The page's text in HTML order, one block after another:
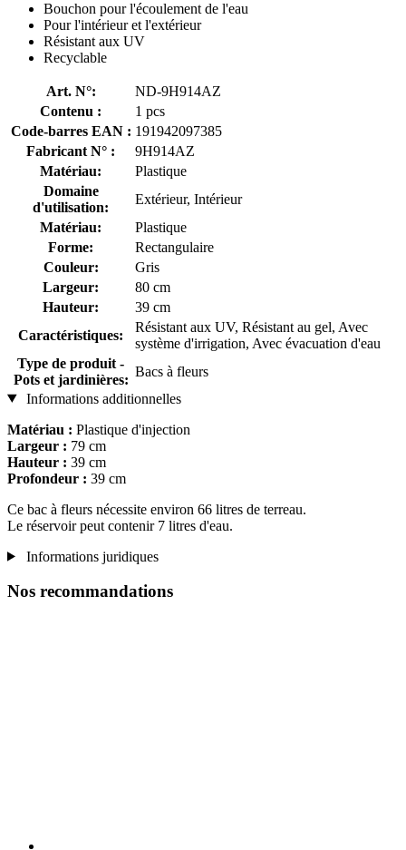
Bouchon pour l'écoulement de l'eau
Pour l'intérieur et l'extérieur
Résistant aux UV
Recyclable
Art. N°:
ND-9H914AZ
Contenu :
1 pcs
Code-barres EAN : 191942097385
Fabricant N° :
9H914AZ
Matériau:
Plastique
Domaine
d'utilisation:
Extérieur, Intérieur
Matériau:
Plastique
Forme:
Rectangulaire
Couleur:
Gris
Largeur:
80 cm
Hauteur:
39 cm
Caractéristiques:
Résistant aux UV, Résistant au gel, Avec
système d'irrigation, Avec évacuation d'eau
Type de produit -
Pots et jardinières:
Bacs à fleurs
Informations additionnelles
Matériau : Plastique d'injection
Largeur : 79 cm
Hauteur : 39 cm
Profondeur : 39 cm
Ce bac à fleurs nécessite environ 66 litres de terreau.
Le réservoir peut contenir 7 litres d'eau.
Informations juridiques
Nos recommandations